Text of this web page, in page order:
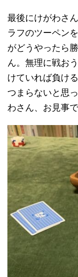
最後にけがわさ
ラフのツーペン
がどうやったら
ん。無理に戦お
けていれば負け
つまらないと思
わさん、お見事で